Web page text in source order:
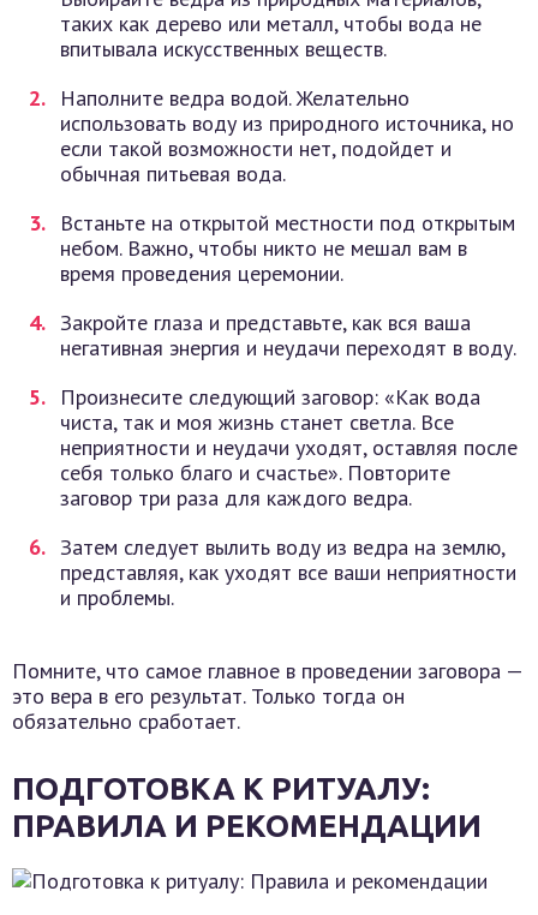
таких как дерево или металл, чтобы вода не
впитывала искусственных веществ.
Наполните ведра водой. Желательно
использовать воду из природного источника, но
если такой возможности нет, подойдет и
обычная питьевая вода.
Встаньте на открытой местности под открытым
небом. Важно, чтобы никто не мешал вам в
время проведения церемонии.
Закройте глаза и представьте, как вся ваша
негативная энергия и неудачи переходят в воду.
Произнесите следующий заговор: «Как вода
чиста, так и моя жизнь станет светла. Все
неприятности и неудачи уходят, оставляя после
себя только благо и счастье». Повторите
заговор три раза для каждого ведра.
Затем следует вылить воду из ведра на землю,
представляя, как уходят все ваши неприятности
и проблемы.
Помните, что самое главное в проведении заговора —
это вера в его результат. Только тогда он
обязательно сработает.
ПОДГОТОВКА К РИТУАЛУ:
ПРАВИЛА И РЕКОМЕНДАЦИИ